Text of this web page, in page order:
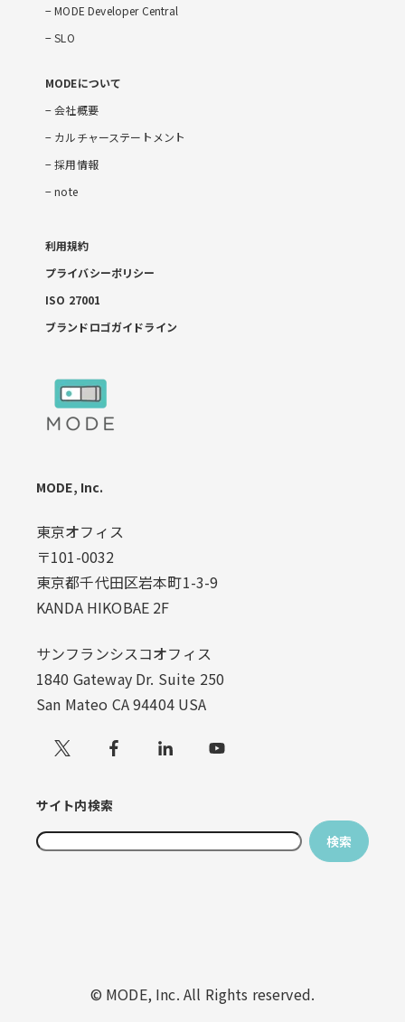
MODE Developer Central
SLO
MODEについて
会社概要
カルチャーステートメント
採用情報
note
利用規約
プライバシーポリシー
ISO 27001
ブランドロゴガイドライン
MODE, Inc.
東京オフィス
〒101-0032
東京都千代田区岩本町1-3-9
KANDA HIKOBAE 2F
サンフランシスコオフィス
1840 Gateway Dr. Suite 250
San Mateo CA 94404 USA
Xでフォローする
サイト内検索
検索
© MODE, Inc. All Rights reserved.